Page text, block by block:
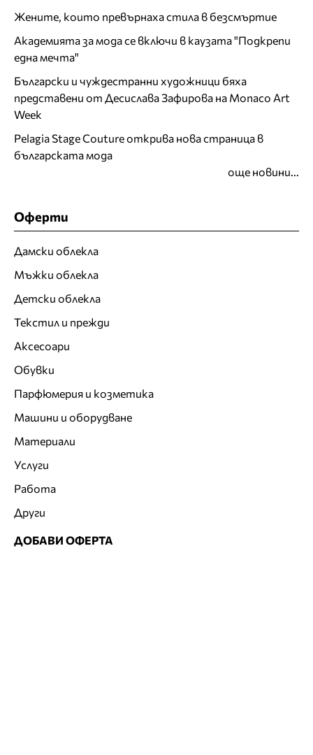
Жените, които превърнаха стила в безсмъртие
Академията за мода се включи в каузата "Подкрепи
една мечта"
Български и чуждестранни художници бяха
представени от Десислава Зафирова на Monaco Art
Week
Pelagia Stage Couture открива нова страница в
българската мода
още новини...
Оферти
Дамски облекла
Мъжки облекла
Детски облекла
Текстил и прежди
Аксесоари
Обувки
Парфюмерия и козметика
Машини и оборудване
Материали
Услуги
Работа
Други
ДОБАВИ ОФЕРТА